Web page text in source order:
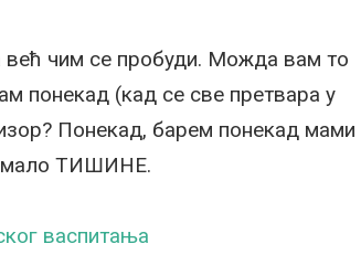
већ чим се пробуди. Можда вам то
понекад (кад се све претвара у
Понекад, барем понекад мами
мало ТИШИНЕ.
васпитања